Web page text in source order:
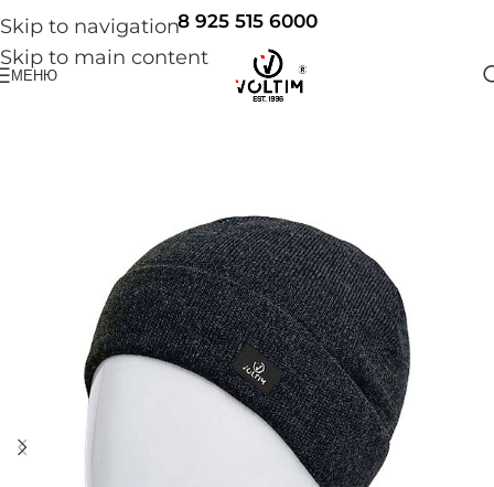
Skip to navigation
Skip to main content
8 925 515 6000
МЕНЮ